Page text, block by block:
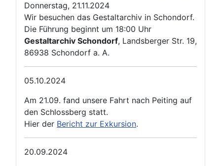
Donnerstag, 21.11.2024
Wir besuchen das Gestaltarchiv in Schondorf.
Die Führung beginnt um 18:00 Uhr
Gestaltarchiv Schondorf, Landsberger Str. 19,
86938 Schondorf a. A.
05.10.2024
Am 21.09. fand unsere Fahrt nach Peiting auf
den Schlossberg statt.
Hier der Bericht zur Exkursion.
20.09.2024